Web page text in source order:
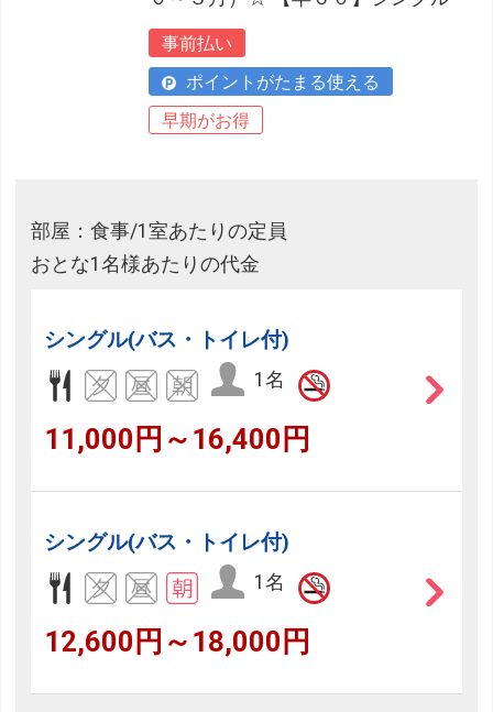
事前払い
ポイントがたまる使える
早期がお得
部屋：食事/1室あたりの定員
おとな1名様あたりの代金
シングル(バス・トイレ付)
1名
11,000円～16,400円
シングル(バス・トイレ付)
1名
12,600円～18,000円